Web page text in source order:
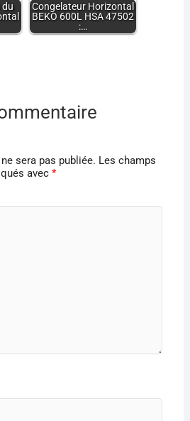
du
Congelateur Horizontal
BEKO 600L HSA 47502
:…
sera pas publiée. Les champs
avec *